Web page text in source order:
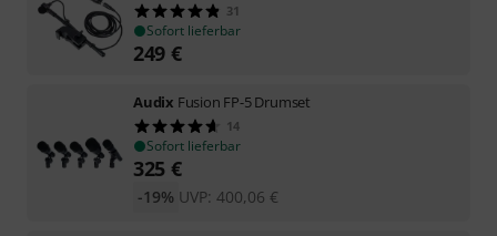
31
Sofort lieferbar
249 €
Audix Fusion FP-5 Drumset
14
Sofort lieferbar
325 €
UVP: 400,06 €
-19%